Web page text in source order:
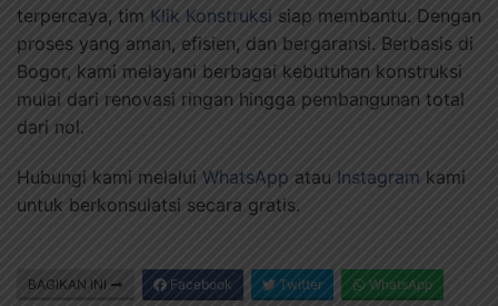
terpercaya, tim Klik Konstruksi siap membantu. Dengan
proses yang aman, efisien, dan bergaransi. Berbasis di
Bogor, kami melayani berbagai kebutuhan konstruksi
mulai dari renovasi ringan hingga pembangunan total
dari nol.
Hubungi kami melalui WhatsApp atau Instagram kami
untuk berkonsulatsi secara gratis.
BAGIKAN INI Facebook Twitter WhatsApp